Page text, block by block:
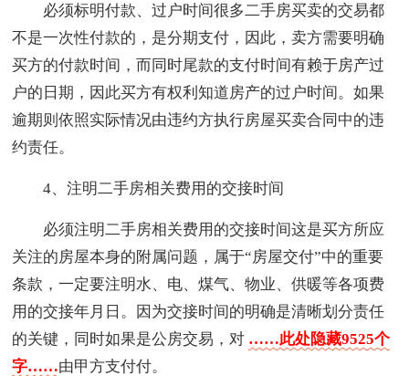
必须标明付款、过户时间很多二手房买卖的交易都
不是一次性付款的，是分期支付，因此，卖方需要明确
买方的付款时间，而同时尾款的支付时间有赖于房产过
户的日期，因此买方有权利知道房产的过户时间。如果
逾期则依照实际情况由违约方执行房屋买卖合同中的违
约责任。
4、注明二手房相关费用的交接时间
必须注明二手房相关费用的交接时间这是买方所应
关注的房屋本身的附属问题，属于“房屋交付”中的重要
条款，一定要注明水、电、煤气、物业、供暖等各项费
用的交接年月日。因为交接时间的明确是清晰划分责任
的关键，同时如果是公房交易，对 ……此处隐藏9525个
字……由甲方支付付。